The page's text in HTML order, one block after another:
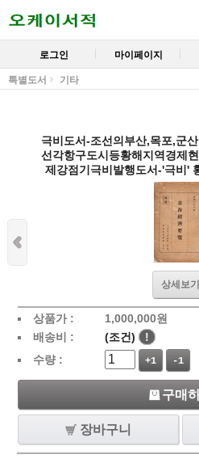
로그인 마이페이지
특별도서 기타
극비도서-조선의부산,목포,군
선각항구도시등황해지역경제
제강점기극비발행도서-'극비'
상세보기
상품가 : 1,000,000원
배송비 :
(조건)
!
수량 :
+1 -1
구매
장바구니